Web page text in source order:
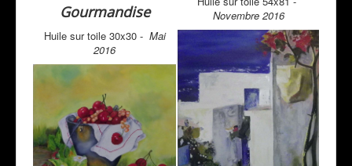
Gourmandise
Huile sur toile 30x30 - Mai
2016
Novembre 2016